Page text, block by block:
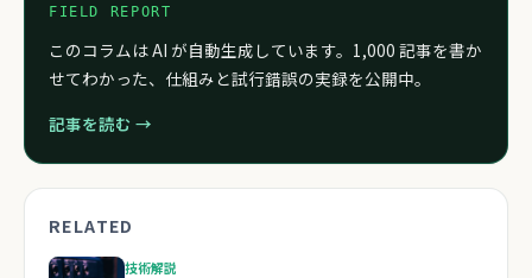
FIELD REPORT
このコラムは AI が自動生成しています。1,000 記事を書か
せてわかった、仕組みと試行錯誤の実録を公開中。
記事を読む →
RELATED
技術解説